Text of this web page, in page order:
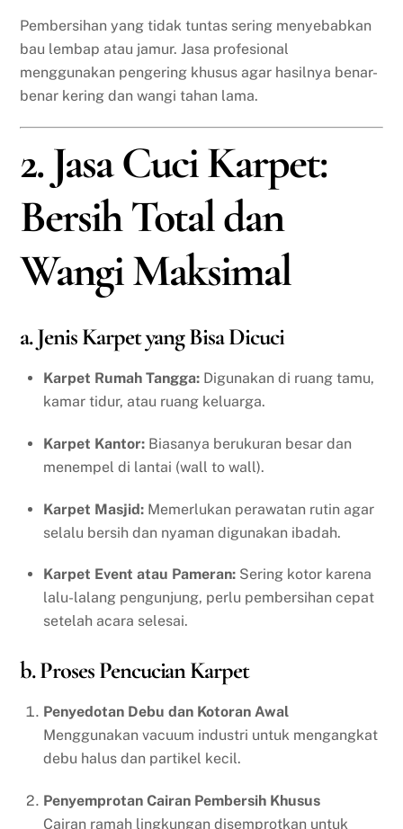
Pembersihan yang tidak tuntas sering menyebabkan
bau lembap atau jamur. Jasa profesional
menggunakan pengering khusus agar hasilnya benar-
benar kering dan wangi tahan lama.
2. Jasa Cuci Karpet:
Bersih Total dan
Wangi Maksimal
a. Jenis Karpet yang Bisa Dicuci
Karpet Rumah Tangga: Digunakan di ruang tamu,
kamar tidur, atau ruang keluarga.
Karpet Kantor: Biasanya berukuran besar dan
menempel di lantai (wall to wall).
Karpet Masjid: Memerlukan perawatan rutin agar
selalu bersih dan nyaman digunakan ibadah.
Karpet Event atau Pameran: Sering kotor karena
lalu-lalang pengunjung, perlu pembersihan cepat
setelah acara selesai.
b. Proses Pencucian Karpet
Penyedotan Debu dan Kotoran Awal
Menggunakan vacuum industri untuk mengangkat
debu halus dan partikel kecil.
Penyemprotan Cairan Pembersih Khusus
Cairan ramah lingkungan disemprotkan untuk